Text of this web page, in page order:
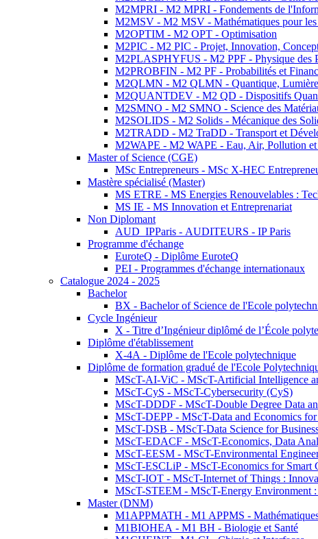
M2MPRI - M2 MPRI - Fondements de
M2MSV - M2 MSV - Mathématiques pour
M2OPTIM - M2 OPT - Optimisation
M2PIC - M2 PIC - Projet, Innovation,
M2PLASPHYFUS - M2 PPF - Physique des
M2PROBFIN - M2 PF - Probabilités et
M2QLMN - M2 QLMN - Quantique,
M2QUANTDEV - M2 QD - Dispositifs
M2SMNO - M2 SMNO - Science des
M2SOLIDS - M2 Solids - Mécanique des
M2TRADD - M2 TraDD - Transport et
M2WAPE - M2 WAPE - Eau, Air, Pollution et
Master of Science (CGE)
MSc Entrepreneurs - MSc X-HEC
Mastère spécialisé (Master)
MS ETRE - MS Energies Renouvelables :
MS IE - MS Innovation et Entreprenariat
Non Diplomant
AUD_IPParis - AUDITEURS - IP Paris
Programme d'échange
EuroteQ - Diplôme EuroteQ
PEI - Programmes d'échange internationaux
Catalogue 2024 - 2025
Bachelor
BX - Bachelor of Science de l'Ecole
Cycle Ingénieur
X - Titre d’Ingénieur diplômé de l’École
Diplôme d'établissement
X-4A - Diplôme de l'Ecole polytechnique
Diplôme de formation gradué de l'Ecole
MScT-AI-ViC - MScT-Artificial Intelligence
MScT-CyS - MScT-Cybersecurity (CyS)
MScT-DDDF - MScT-Double Degree Data
MScT-DEPP - MScT-Data and Economics
MScT-DSB - MScT-Data Science for
MScT-EDACF - MScT-Economics, Data
MScT-EESM - MScT-Environmental
MScT-ESCLiP - MScT-Economics for Smart
MScT-IOT - MScT-Internet of Things :
MScT-STEEM - MScT-Energy Environment
Master (DNM)
M1APPMATH - M1 APPMS -
M1BIOHEA - M1 BH - Biologie et Santé